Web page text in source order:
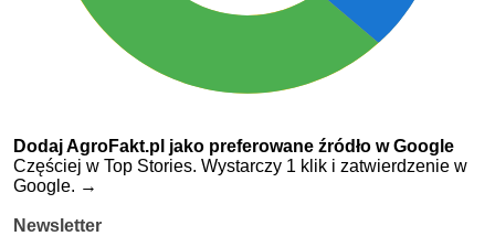
Dodaj AgroFakt.pl jako preferowane źródło w Google
Częściej w Top Stories. Wystarczy 1 klik i zatwierdzenie w
Google. →
Newsletter